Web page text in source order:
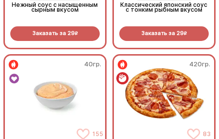
Нежный соус с насыщенным
сырным вкусом
Заказать за 29R
Классический японский соус
с тонким рыбным вкусом
Заказать за 29R
40гр.
155
420гр.
83